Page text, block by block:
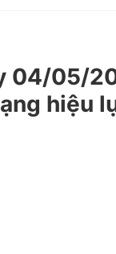
04/05/
hiệu